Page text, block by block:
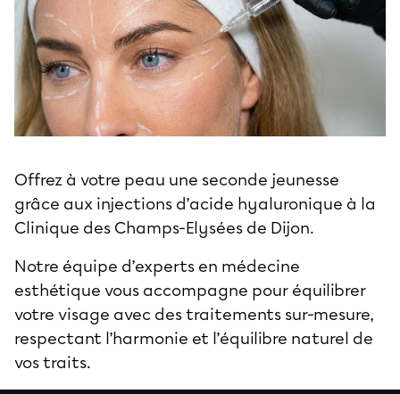
Offrez à votre peau une seconde jeunesse
grâce aux injections d’acide hyaluronique à la
Clinique des Champs-Elysées de Dijon.
Notre équipe d’experts en médecine
esthétique vous accompagne pour équilibrer
votre visage avec des traitements sur-mesure,
respectant l’harmonie et l’équilibre naturel de
vos traits.